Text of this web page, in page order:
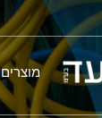
מוצרים